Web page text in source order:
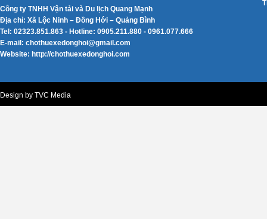
Công ty TNHH Vận tải và Du lịch Quang Mạnh
Địa chỉ: Xã Lộc Ninh – Đồng Hới – Quảng Bình
Tel: 02323.851.863 - Hotline: 0905.211.880 - 0961.077.666
E-mail: chothuexedonghoi@gmail.com
Website: http://chothuexedonghoi.com
Design by TVC Media